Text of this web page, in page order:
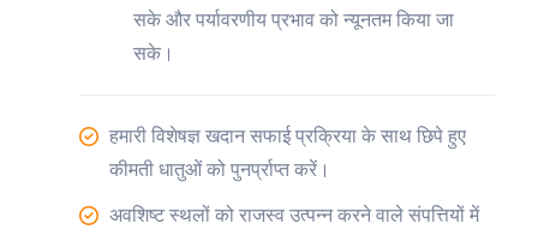
सके और पर्यावरणीय प्रभाव को न्यूनतम किया जा
सके।
हमारी विशेषज्ञ खदान सफाई प्रक्रिया के साथ छिपे हुए
कीमती धातुओं को पुनर्प्राप्त करें।
अवशिष्ट स्थलों को राजस्व उत्पन्न करने वाले संपत्तियों में